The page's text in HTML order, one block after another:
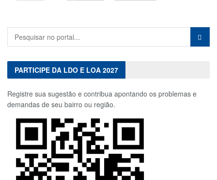
PARTICIPE DA LDO E LOA 2027
Registre sua sugestão e contribua apontando os problemas e
demandas de seu bairro ou região.